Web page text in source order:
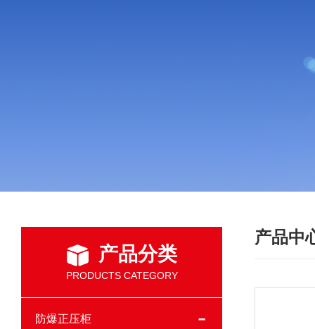
产品分类
PRODUCTS CATEGORY
防爆正压柜
产品中